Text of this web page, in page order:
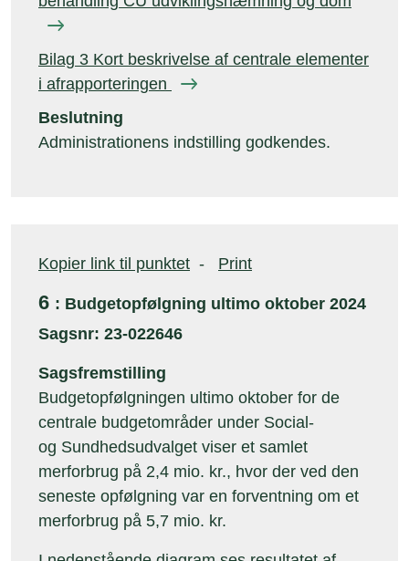
Bilag 3 Kort beskrivelse af centrale elementer
i afrapporteringen
Beslutning
Administrationens indstilling godkendes.
Kopier link til punktet - Print
6 : Budgetopfølgning ultimo oktober 2024
Sagsnr: 23-022646
Sagsfremstilling
Budgetopfølgningen ultimo oktober for de
centrale budgetområder under Social-
og Sundhedsudvalget viser et samlet
merforbrug på 2,4 mio. kr., hvor der ved den
seneste opfølgning var en forventning om et
merforbrug på 5,7 mio. kr.